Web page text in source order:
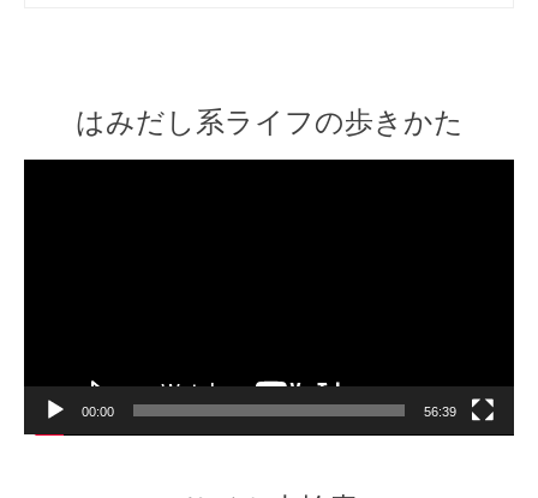
はみだし系ライフの歩きかた
00:00 56:39